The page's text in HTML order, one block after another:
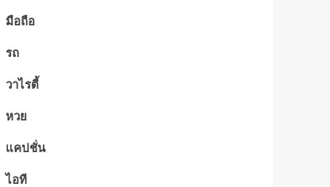
มือถือ
รถ
วาไรตี้
หวย
แคปชั่น
ไอที